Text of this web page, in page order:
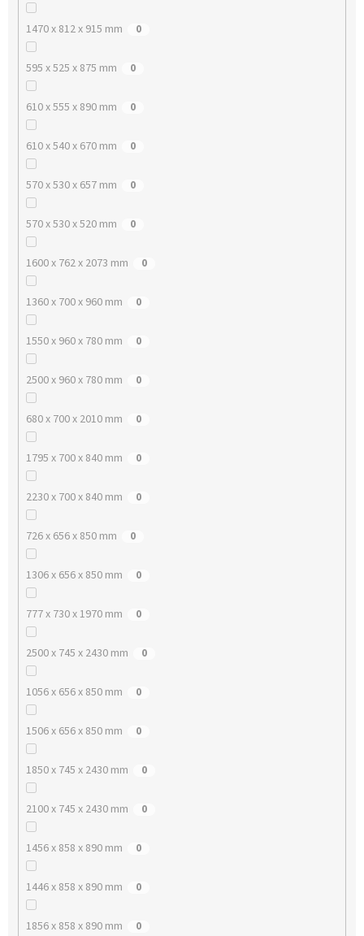
1470 x 812 x 915 mm 0
595 x 525 x 875 mm 0
610 x 555 x 890 mm 0
610 x 540 x 670 mm 0
570 x 530 x 657 mm 0
570 x 530 x 520 mm 0
1600 x 762 x 2073 mm 0
1360 x 700 x 960 mm 0
1550 x 960 x 780 mm 0
2500 x 960 x 780 mm 0
680 x 700 x 2010 mm 0
1795 x 700 x 840 mm 0
2230 x 700 x 840 mm 0
726 x 656 x 850 mm 0
1306 x 656 x 850 mm 0
777 x 730 x 1970 mm 0
2500 x 745 x 2430 mm 0
1056 x 656 x 850 mm 0
1506 x 656 x 850 mm 0
1850 x 745 x 2430 mm 0
2100 x 745 x 2430 mm 0
1456 x 858 x 890 mm 0
1446 x 858 x 890 mm 0
1856 x 858 x 890 mm 0